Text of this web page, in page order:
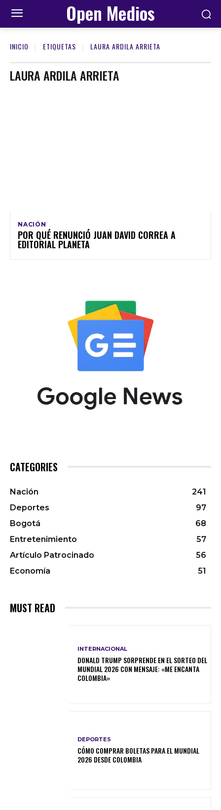
Open Medios
INICIO ETIQUETAS LAURA ARDILA ARRIETA
LAURA ARDILA ARRIETA
NACIÓN
POR QUÉ RENUNCIÓ JUAN DAVID CORREA A
EDITORIAL PLANETA
CATEGORIES
Nación
241
Deportes
97
Bogotá
68
Entretenimiento
57
Artículo Patrocinado
56
Economía
51
MUST READ
INTERNACIONAL
DONALD TRUMP SORPRENDE EN EL SORTEO DEL
MUNDIAL 2026 CON MENSAJE: «ME ENCANTA
COLOMBIA»
DEPORTES
CÓMO COMPRAR BOLETAS PARA EL MUNDIAL
2026 DESDE COLOMBIA